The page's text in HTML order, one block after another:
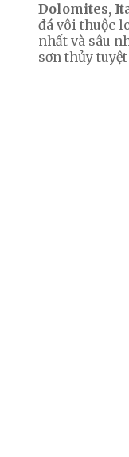
Dolomites,
đá vôi thuộc
nhất và sâu
sơn thủy tuyệt